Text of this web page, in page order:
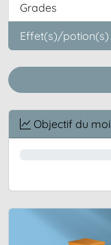
Grades
Effet(s)/potion(s)
Objectif du